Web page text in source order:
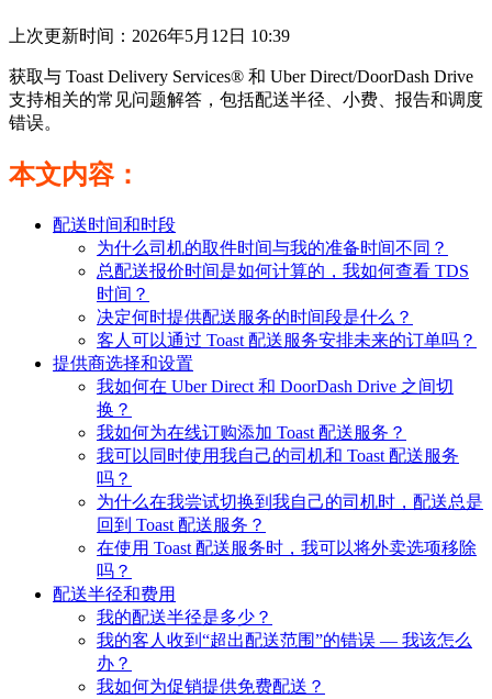
上次更新时间：2026年5月12日 10:39
获取与 Toast Delivery Services® 和 Uber Direct/DoorDash Drive
支持相关的常见问题解答，包括配送半径、小费、报告和调度
错误。
本文内容：
配送时间和时段
为什么司机的取件时间与我的准备时间不同？
总配送报价时间是如何计算的，我如何查看 TDS
时间？
决定何时提供配送服务的时间段是什么？
客人可以通过 Toast 配送服务安排未来的订单吗？
提供商选择和设置
我如何在 Uber Direct 和 DoorDash Drive 之间切
换？
我如何为在线订购添加 Toast 配送服务？
我可以同时使用我自己的司机和 Toast 配送服务
吗？
为什么在我尝试切换到我自己的司机时，配送总是
回到 Toast 配送服务？
在使用 Toast 配送服务时，我可以将外卖选项移除
吗？
配送半径和费用
我的配送半径是多少？
我的客人收到“超出配送范围”的错误 — 我该怎么
办？
我如何为促销提供免费配送？